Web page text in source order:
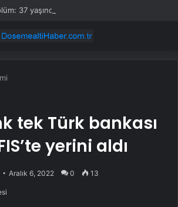
tek Türk bankası
yerini aldı
Aralık 6, 2022 0 13